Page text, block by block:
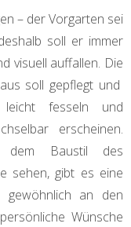
– der Vorgarten sei
soll er immer
visuell auffallen. Die
soll gepflegt und
leicht fesseln und
erscheinen.
dem Baustil des
sehen, gibt es eine
gewöhnlich an den
Wünsche